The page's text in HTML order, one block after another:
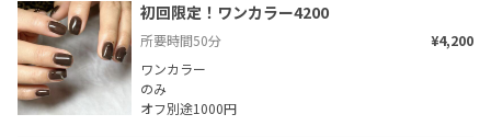
初回限定！ワンカラー4200
所要時間50分
¥4,200
ワンカラー
のみ
オフ別途1000円